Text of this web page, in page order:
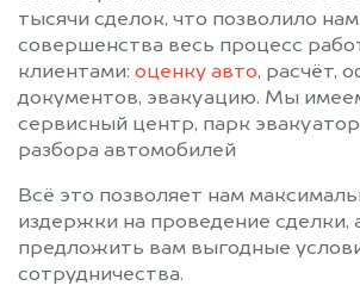
тысячи сделок, что позволило
совершенства весь процесс
клиентами: оценку авто, расчёт,
документов, эвакуацию. Мы
сервисный центр, парк
разбора автомобилей
Всё это позволяет нам
издержки на проведение сделки,
предложить вам выгодные
сотрудничества.